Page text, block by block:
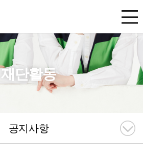
재단활동
공지사항